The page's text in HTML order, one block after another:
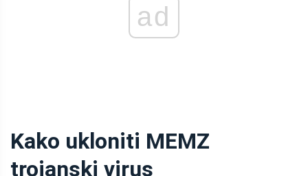
ad
Kako ukloniti MEMZ
trojanski virus